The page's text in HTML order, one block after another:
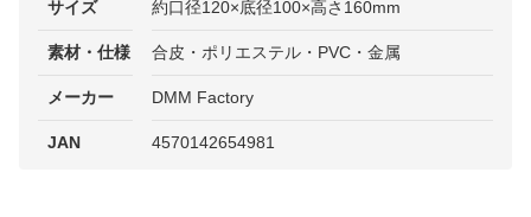
サイズ 約口径120×底径100×高さ160mm
素材・仕様 合皮・ポリエステル・PVC・金属
メーカー DMM Factory
JAN 4570142654981